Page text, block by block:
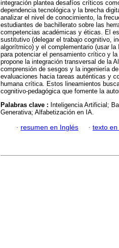
integración plantea desafíos críticos
dependencia tecnológica y la brecha
analizar el nivel de conocimiento, la
estudiantes de bachillerato sobre las
competencias académicas y éticas. El
sustitutivo (delegar el trabajo cognitivo,
algorítmico) y el complementario (usar
para potenciar el pensamiento crítico y
propone la integración transversal de la
comprensión de sesgos y la ingeniería
evaluaciones hacia tareas auténticas y
humana crítica. Estos lineamientos
cognitivo-pedagógica que fomente la
Palabras clave : Inteligencia Artificial;
Generativa; Alfabetización en IA.
· resumen en Inglés · texto en